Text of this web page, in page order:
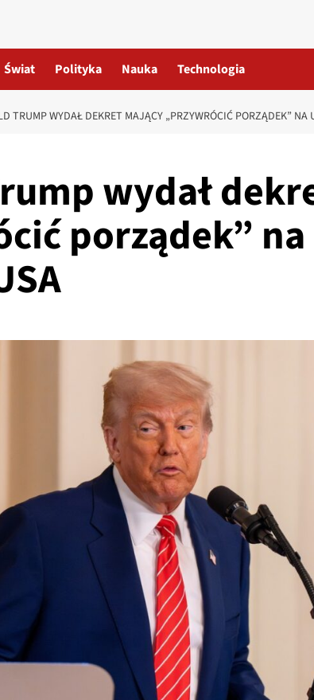
Świat Polityka Nauka Technologia
TRUMP WYDAŁ DEKRET MAJĄCY „PRZYWRÓCIĆ PORZĄDEK” NA
wydał
porządek”